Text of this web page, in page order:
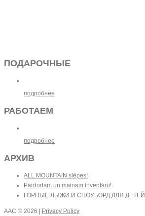
ПОДАРОЧНЫЕ
подробнее
РАБОТАЕМ
подробнее
АРХИВ
ALL MOUNTAIN slēpes!
Pārdodam un mainam inventāru!
ГОРНЫЕ ЛЫЖИ И СНОУБОРД ДЛЯ ДЕТЕЙ
AAC © 2026 | Privacy Policy